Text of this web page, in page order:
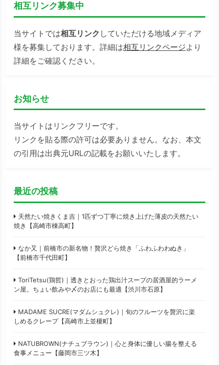
相互リンク募集中
当サイトでは相互リンク していただける地域メディア
様を募集しております。詳細は相互リンクページより
詳細をご確認ください。
お知らせ
当サイトはリンクフリーです。
リンクを貼る際の許可は必要ありません。なお、本文
の引用は出典元URLの記載をお願いいたします。
最近の投稿
天然たい焼きくま吉｜1匹ずつ丁寧に焼き上げた薄皮の天然たい
焼き【高崎市棟高町】
なか又｜前橋市の新名物！贅沢どら焼き「ふわふわわぬき」
【前橋市千代田町】
ToriTetsu(鶏哲)｜透きとおった鶏出汁スープの居酒屋的ラーメ
ン屋。ちょい飲みや〆のお店にも最適【渋川市石原】
MADAME SUCRE(マダムシュクレ)｜旬のフルーツを贅沢に楽
しめるクレープ【高崎市上並榎町】
NATUBROWN(ナチュブラウン)｜心と身体に優しい腸を整える
食事メニュー【藤岡市三ツ木】